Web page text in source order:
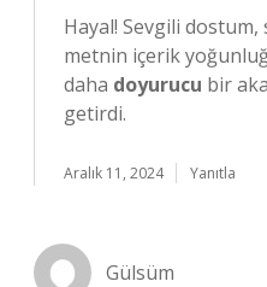
Hayal! Sevgili
metnin içerik
daha doyurucu bir
getirdi.
Aralık 11, 2024 Yanıtla
Gülsüm